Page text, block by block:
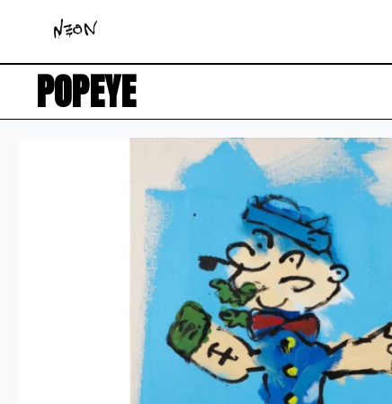
POPEYE